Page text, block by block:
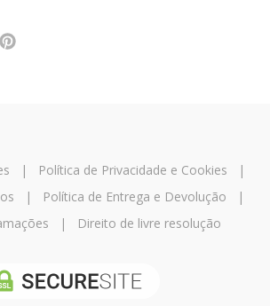
| Política de Privacidade e Cookies |
| Política de Entrega e Devolução |
| Direito de livre resolução